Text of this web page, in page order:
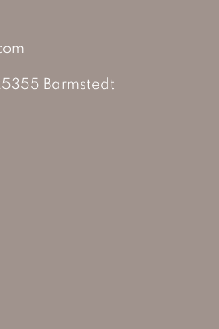
Barmstedt